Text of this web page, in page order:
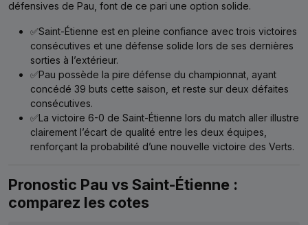
défensives de Pau, font de ce pari une option solide.
✅Saint-Étienne est en pleine confiance avec trois victoires
consécutives et une défense solide lors de ses dernières
sorties à l’extérieur.
✅Pau possède la pire défense du championnat, ayant
concédé 39 buts cette saison, et reste sur deux défaites
consécutives.
✅La victoire 6-0 de Saint-Étienne lors du match aller illustre
clairement l’écart de qualité entre les deux équipes,
renforçant la probabilité d’une nouvelle victoire des Verts.
Pronostic Pau vs Saint-Étienne :
comparez les cotes